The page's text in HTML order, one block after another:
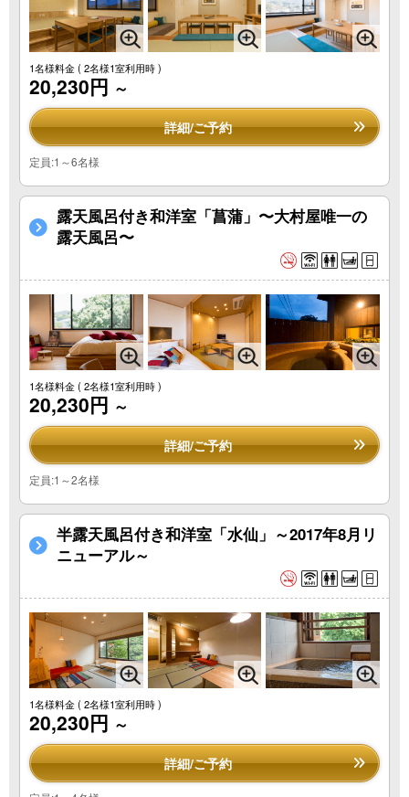
1名様料金( 2名様1室利用時 )
20,230円 ～
詳細/ご予約
定員:1～6名様
露天風呂付き和洋室「菖蒲」〜大村屋唯一の
露天風呂〜
1名様料金( 2名様1室利用時 )
20,230円 ～
詳細/ご予約
定員:1～2名様
半露天風呂付き和洋室「水仙」～2017年8月リ
ニューアル～
1名様料金( 2名様1室利用時 )
20,230円 ～
詳細/ご予約